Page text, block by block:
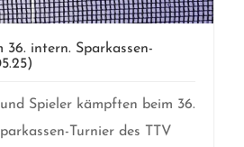
36. intern. Sparkassen-
Spieler kämpften beim 36.
Turnier des TTV